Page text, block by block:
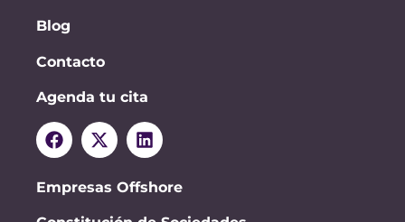
Blog
Contacto
Agenda tu cita
Empresas Offshore